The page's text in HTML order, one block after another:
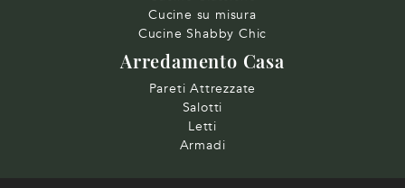
Cucine su misura
Cucine Shabby Chic
Arredamento Casa
Pareti Attrezzate
Salotti
Letti
Armadi